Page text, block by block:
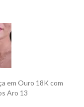
em Ouro 18K com
Aro 13